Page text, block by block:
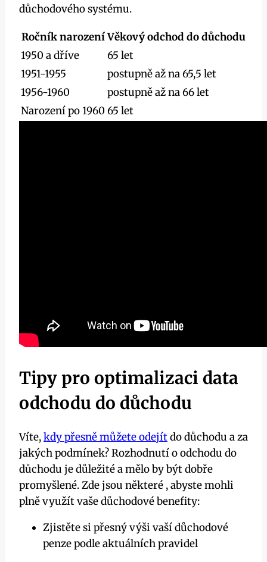
důchodového systému.
Ročník narození Věkový odchod do důchodu
1950 a dříve
65 let
1951-1955
postupně až na 65,5 let
1956-1960
postupně až na 66 let
Narození po 1960 65 let
Tipy pro optimalizaci data
odchodu do důchodu
Víte,kdy přesně můžete odejítdo důchodu a za
jakých podmínek? Rozhodnutí o odchodu do
důchodu je důležité a mělo by být dobře
promyšlené. Zde jsou některé , abyste mohli
plně využít vaše důchodové benefity:
Zjistěte si přesný výši vaší důchodové
penze podle aktuálních pravidel